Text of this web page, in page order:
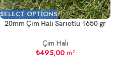
SELECT OPTIONS
20mm Çim Halı Sarıotlu 1650 gr
Çim Halı
₺495,00 m²